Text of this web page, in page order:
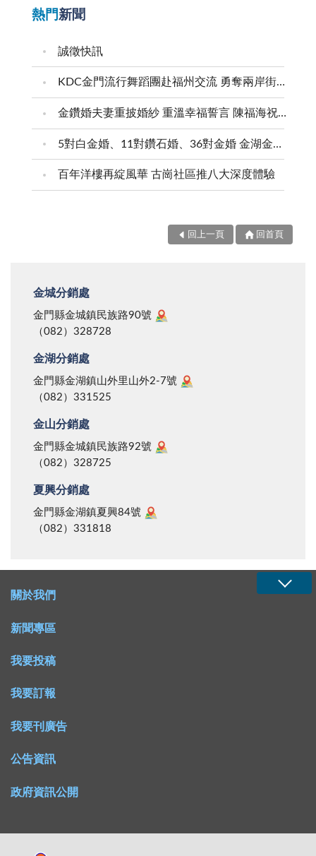
熱門新聞
誠徵快訊
KDC金門流行舞蹈團赴福州交流 勇奪兩岸街舞賽三等獎
金鑽婚夫妻重披婚紗 重溫幸福誓言 陳福海祝福牽手半世紀 情深相守成典範
5對白金婚、11對鑽石婚、36對金婚 金湖金沙夫妻共享榮耀時刻 陳福海表揚金鑽婚夫妻 向半世紀相守家庭典範致敬
百年洋樓再綻風華 古崗社區推八大深度體驗
回上一頁 回首頁
金城分銷處
金門縣金城鎮民族路90號
（082）328728
金湖分銷處
金門縣金湖鎮山外里山外2-7號
（082）331525
金山分銷處
金門縣金城鎮民族路92號
（082）328725
夏興分銷處
金門縣金湖鎮夏興84號
（082）331818
關於我們
新聞專區
我要投稿
我要訂報
我要刊廣告
公告資訊
政府資訊公開